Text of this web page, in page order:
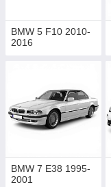
BMW 5 F10 2010-
2016
BMW 7 E38 1995-
2001